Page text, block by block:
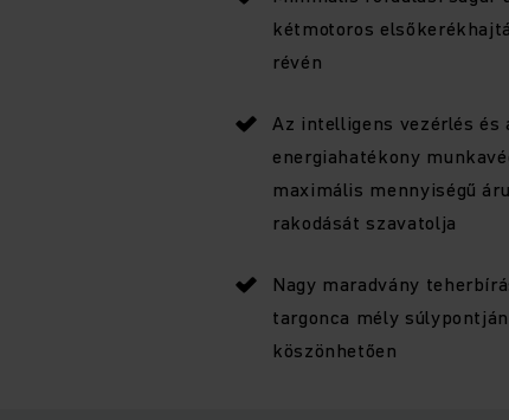
kétmotoros
révén
Az intelligens vezérlés és
energiahatékony
maximális mennyiségű áru
rakodását szavatolja
Nagy maradvány
targonca mély
köszönhetően